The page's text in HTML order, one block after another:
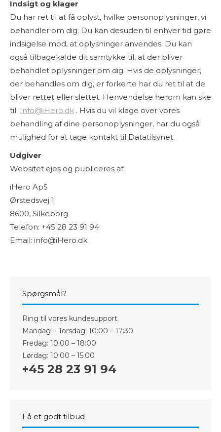
Indsigt og klager
Du har ret til at få oplyst, hvilke personoplysninger, vi
behandler om dig. Du kan desuden til enhver tid gøre
indsigelse mod, at oplysninger anvendes. Du kan
også tilbagekalde dit samtykke til, at der bliver
behandlet oplysninger om dig. Hvis de oplysninger,
der behandles om dig, er forkerte har du ret til at de
bliver rettet eller slettet. Henvendelse herom kan ske
til: Info@iHero.dk . Hvis du vil klage over vores
behandling af dine personoplysninger, har du også
mulighed for at tage kontakt til Datatilsynet.
Udgiver
Websitet ejes og publiceres af:
iHero ApS
Ørstedsvej 1
8600, Silkeborg
Telefon: +45 28 23 91 94
Email: info@iHero.dk
Spørgsmål?
Ring til vores kundesupport.
Mandag – Torsdag: 10:00 – 17:30
Fredag: 10:00 – 18:00
Lørdag: 10:00 – 15:00
+45 28 23 91 94
Få et godt tilbud